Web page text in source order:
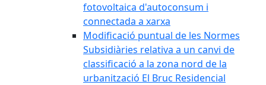
fotovoltaica d'autoconsum i
connectada a xarxa
Modificació puntual de les Normes
Subsidiàries relativa a un canvi de
classificació a la zona nord de la
urbanització El Bruc Residencial